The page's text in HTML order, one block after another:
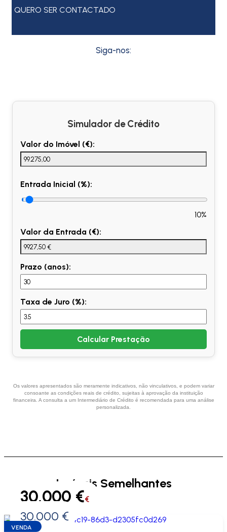
QUERO SER CONTACTADO
Siga-nos:
Simulador de Crédito
Valor do Imóvel (€):
Entrada Inicial (%):
10%
Valor da Entrada (€):
Prazo (anos):
Taxa de Juro (%):
Calcular Prestação
Os valores apresentados são meramente indicativos, não vinculativos, e podem variar
consoante as condições reais de crédito, sujeitas à aprovação da instituição
financeira. A consulta a um Intermediário de Crédito é recomendada para uma análise
personalizada.
Imóveis Semelhantes
0 €
30.000 €€
30.000 €
VENDA